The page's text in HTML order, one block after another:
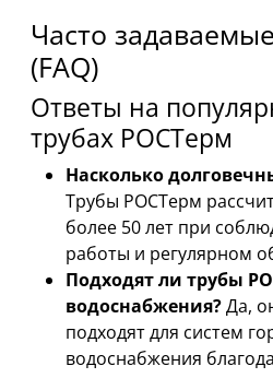
Часто
(FAQ)
Ответы на
трубах РОСТерм
Насколько
Трубы РОСТерм
более 50 лет при
работы и регулярном
Подходят ли трубы
водоснабжения?Да,
подходят для систем
водоснабжения